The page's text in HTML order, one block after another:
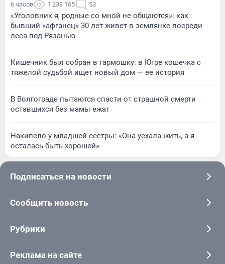
6 часов 1 238 165 53
«Уголовник я, родные со мной не общаются»: как
бывший «афганец» 30 лет живет в землянке посреди
леса под Рязанью
Кишечник был собран в гармошку: в Югре кошечка с
тяжелой судьбой ищет новый дом — ее история
В Волгограде пытаются спасти от страшной смерти
оставшихся без мамы ежат
Накипело у младшей сестры: «Она уехала жить, а я
осталась быть хорошей»
Подписаться на новости
Сообщить новость
Рубрики
Реклама на сайте